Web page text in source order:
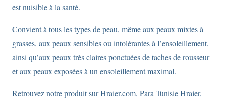
est nuisible à la santé.
Convient à tous les types de peau, même aux peaux mixtes à
grasses, aux peaux sensibles ou intolérantes à l’ensoleillement,
ainsi qu’aux peaux très claires ponctuées de taches de rousseur
et aux peaux exposées à un ensoleillement maximal.
Retrouvez notre produit sur Hraier.com, Para Tunisie Hraier,